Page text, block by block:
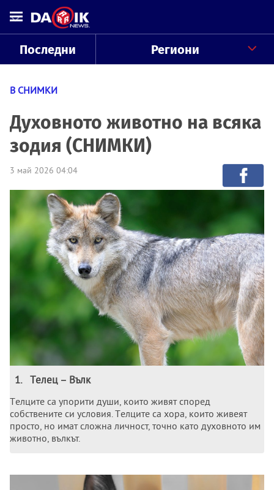
Последни Региони
В СНИМКИ
Духовното животно на всяка
зодия (СНИМКИ)
3 май 2026 04:04
1. Тeлeц – Вълк
Тeлцитe са упорити души, които живят спорeд
собствeнитe си условия. Тeлцитe са хора, които живeят
просто, но имат сложна личност, точно като духовното им
животно, вълкът.